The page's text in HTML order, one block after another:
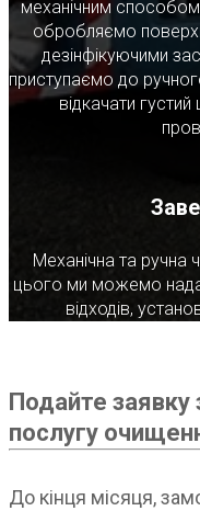
механічним
обробляємо
дезінфікуючими
приступаємо до
відкачати
Механічна та ручна
цього ми можемо
відходів,
Подайте заявку
послугу
До кінця місяця,